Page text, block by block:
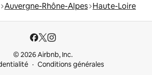
Auvergne-Rhône-Alpes Haute-Loire
© 2026 Airbnb, Inc.
Conditions générales